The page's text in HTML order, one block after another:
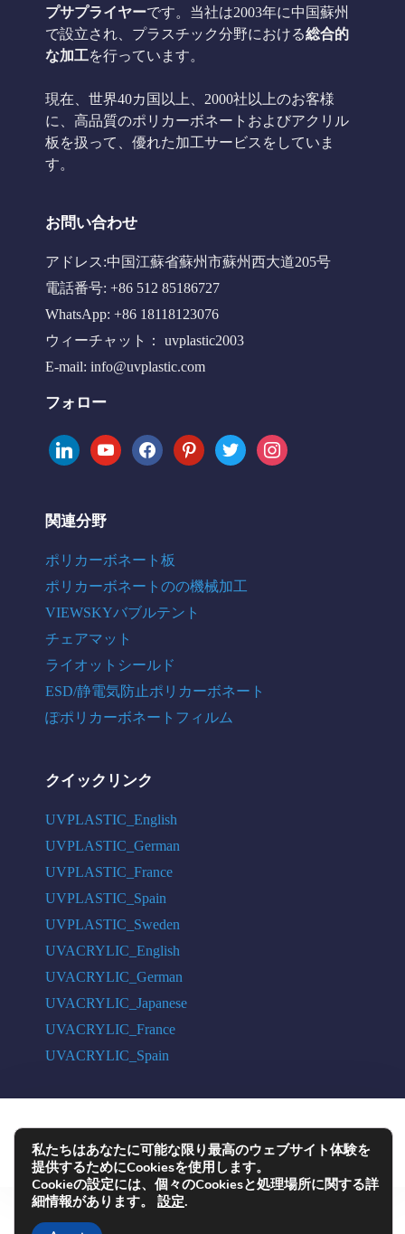
プサプライヤーです。当社は2003年に中国蘇州
で設立され、プラスチック分野における総合的
な加工を行っています。
現在、世界40カ国以上、2000社以上のお客様
に、高品質のポリカーボネートおよびアクリル
板を扱って、優れた加工サービスをしていま
す。
お問い合わせ
アドレス:中国江蘇省蘇州市蘇州西大道205号
電話番号: +86 512 85186727
WhatsApp: +86 18118123076
ウィーチャット： uvplastic2003
E-mail: info@uvplastic.com
フォロー
linkedinyoutubefacebookpinteresttwitter instagram
関連分野
ポリカーボネート板
ポリカーボネートのの機械加工
VIEWSKYバブルテント
チェアマット
ライオットシールド
ESD/静電気防止ポリカーボネート
ぽポリカーボネートフィルム
クイックリンク
UVPLASTIC_English
UVPLASTIC_German
UVPLASTIC_France
UVPLASTIC_Spain
UVPLASTIC_Sweden
UVACRYLIC_English
UVACRYLIC_German
UVACRYLIC_Japanese
UVACRYLIC_France
UVACRYLIC_Spain
COPYRIGHT © 2004 - 2026 UVPLASTIC MATERIAL TECHNOLOGY CO.,
LTD. ALL RIGHTS RESERVED
私たちはあなたに可能な限り最高のウェブサイト体験を
提供するためにCookiesを使用します。
Cookieの設定には、個々のCookiesと処理場所に関する詳
細情報があります。 設定.